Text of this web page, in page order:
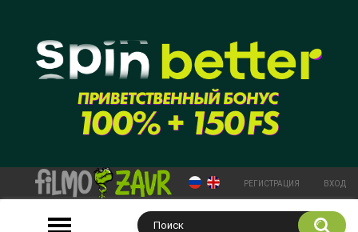
РЕГИСТРАЦИЯ ВХОД